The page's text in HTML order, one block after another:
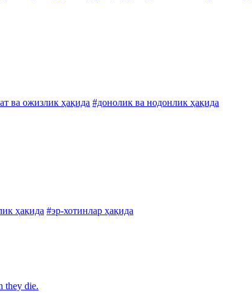
ва ожизлик ҳақида #донолик ва нодонлик ҳақида
ҳақида #эр-хотинлар ҳақида
they die.